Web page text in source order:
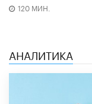
120 МИН.
АНАЛИТИКА